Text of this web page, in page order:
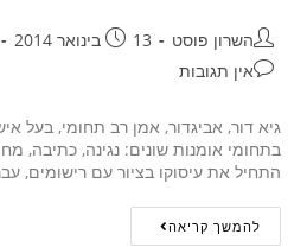
השרון פוסט 13 בינואר 2014
אין תגובות
גיא דור, אביגדור, אמן רב תחומי, בעל
בתחומי אומנות שונים: נגינה, כתיבה,
התחיל את עיסוקו בציור עם רישומים,
להמשך קריאה